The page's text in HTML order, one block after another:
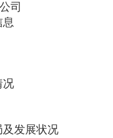
司
息
况
及发展状况